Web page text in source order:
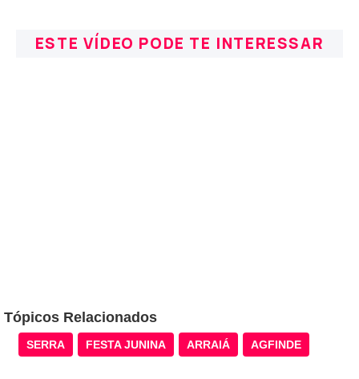
ESTE VÍDEO PODE TE INTERESSAR
Tópicos Relacionados
SERRA FESTA JUNINA ARRAIÁ AGFINDE